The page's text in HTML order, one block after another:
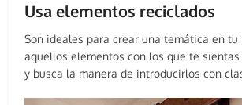
Usa elementos reciclados
Son ideales para crear una temática en tu
aquellos elementos con los que te
y busca la manera de introducirlos con